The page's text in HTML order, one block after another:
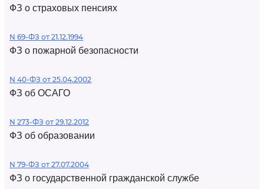
ФЗ о страховых пенсиях
N 69-ФЗ от 21.12.1994
ФЗ о пожарной безопасности
N 40-ФЗ от 25.04.2002
ФЗ об ОСАГО
N 273-ФЗ от 29.12.2012
ФЗ об образовании
N 79-ФЗ от 27.07.2004
ФЗ о государственной гражданской службе